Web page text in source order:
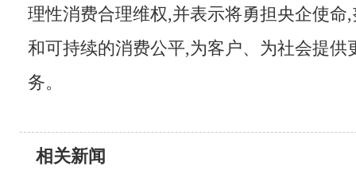
理性消费合理维权,并表示将勇担央企使命
和可持续的消费公平,为客户、为社会提供
务。
相关新闻